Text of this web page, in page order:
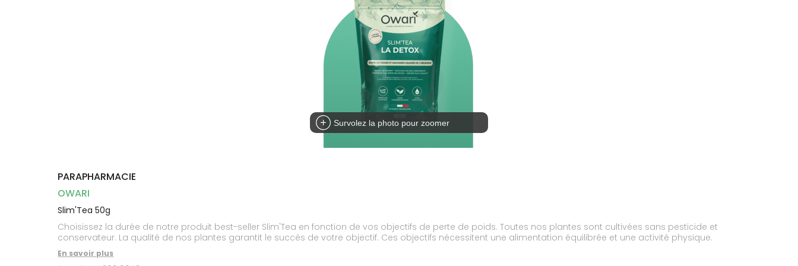
Survolez la photo pour zoomer
PARAPHARMACIE
OWARI
Slim'Tea 50g
Choisissez la durée de notre produit best-seller Slim'Tea en fonction de vos objectifs de perte de poids. Toutes nos plantes sont cultivées sans pesticide et
conservateur. La qualité de nos plantes garantit le succès de votre objectif. Ces objectifs nécessitent une alimentation équilibrée et une activité physique.
En savoir plus